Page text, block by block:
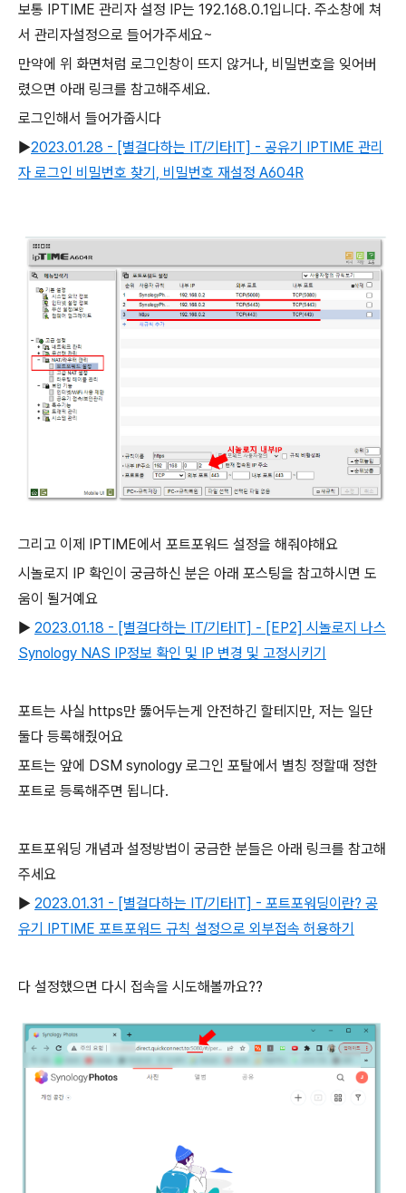
보통 IPTIME 관리자 설정 IP는 192.168.0.1입니다. 주소창에 쳐
서 관리자설정으로 들어가주세요~
만약에 위 화면처럼 로그인창이 뜨지 않거나, 비밀번호을 잊어버
렸으면 아래 링크를 참고해주세요.
로그인해서 들어가줍시다
▶2023.01.28 - [별걸다하는 IT/기타IT] - 공유기 IPTIME 관리
자 로그인 비밀번호 찾기, 비밀번호 재설정 A604R
그리고 이제 IPTIME에서 포트포워드 설정을 해줘야해요
시놀로지 IP 확인이 궁금하신 분은 아래 포스팅을 참고하시면 도
움이 될거예요
▶ 2023.01.18 - [별걸다하는 IT/기타IT] - [EP2] 시놀로지 나스
Synology NAS IP정보 확인 및 IP 변경 및 고정시키기
포트는 사실 https만 뚫어두는게 안전하긴 할테지만, 저는 일단
둘다 등록해줬어요
포트는 앞에 DSM synology 로그인 포탈에서 별칭 정할때 정한
포트로 등록해주면 됩니다.
포트포워딩 개념과 설정방법이 궁금한 분들은 아래 링크를 참고해
주세요
▶ 2023.01.31 - [별걸다하는 IT/기타IT] - 포트포워딩이란? 공
유기 IPTIME 포트포워드 규칙 설정으로 외부접속 허용하기
다 설정했으면 다시 접속을 시도해볼까요??